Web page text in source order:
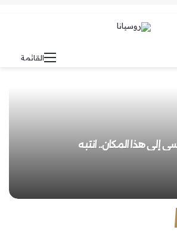
القائمة
إلى هذا المكان.. انتبه